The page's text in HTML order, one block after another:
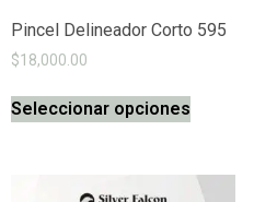
Pincel Delineador Corto 595
$18,000.00
Seleccionar opciones